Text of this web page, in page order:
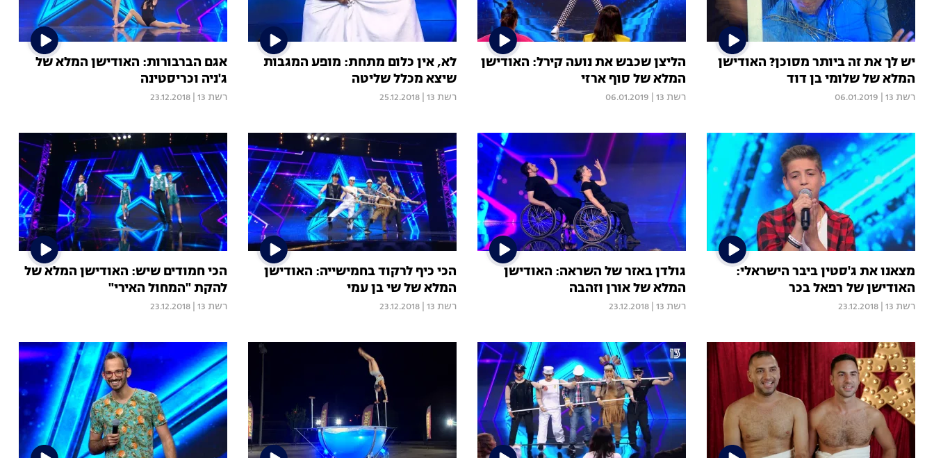
יש לך את זה ביותר מסוכן? האודישן
המלא של שלומי בן דוד
רשת 13 06.01.2019
הליצן שכבש את נועה קירל: האודישן
המלא של סוף ארזי
רשת 13 06.01.2019
לא, אין כלום מתחת: מופע המגבות
שיצא מכלל שליטה
רשת 13 25.12.2018
אגם הברבורות: האודישן המלא של
ג'ניה וכריסטינה
רשת 13 23.12.2018
מצאנו את ג'סטין ביבר הישראלי:
האודישן של רפאל בכר
רשת 13 23.12.2018
גולדן באזר של השראה: האודישן
המלא של אורן וזהבה
רשת 13 23.12.2018
הכי כיף לרקוד בחמישייה: האודישן
המלא של שי בן עמי
רשת 13 23.12.2018
הכי חמודים שיש: האודישן המלא של
להקת "המחול האירי"
רשת 13 23.12.2018